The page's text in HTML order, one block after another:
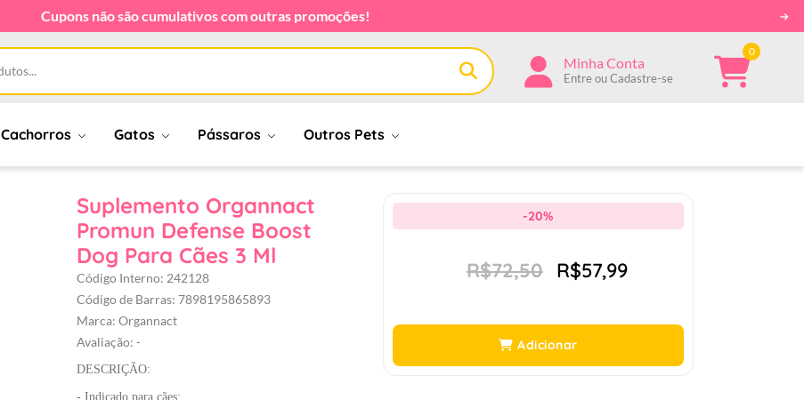
Cupons não são cumulativos com outras promoções!
Minha Conta
Entre ou Cadastre-se
0
Cachorros Gatos Pássaros Outros Pets
Suplemento Organnact
Promun Defense Boost
Dog Para Cães 3 Ml
Código Interno: 242128
Código de Barras: 7898195865893
Marca: Organnact
Avaliação: -
DESCRIÇÃO:
- Indicado para cães;
-20%
R$72,50 R$57,99
Adicionar